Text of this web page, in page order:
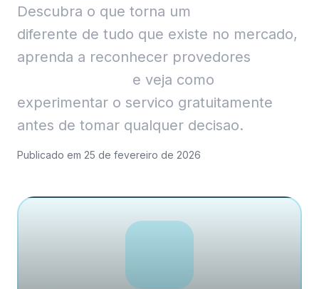
Descubra o que torna um
diferente de tudo que existe no mercado,
aprenda a reconhecer provedores
e veja como
experimentar o servico gratuitamente
antes de tomar qualquer decisao.
Publicado em 25 de fevereiro de 2026